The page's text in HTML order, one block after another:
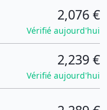
2,076 €
Vérifié aujourd'hui
2,239 €
Vérifié aujourd'hui